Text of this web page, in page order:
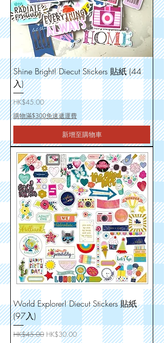
Shine Bright! Diecut Stickers 貼紙 (44
入)
價格
HK$45.00
購物滿$300免速遞運費
新增至購物車
World Explorer! Diecut Stickers 貼紙
(97入)
一般價格
HK$45.00 促銷價格
HK$30.00